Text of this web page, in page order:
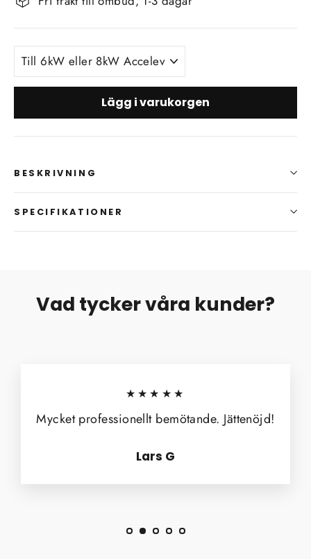
MODELL
Lägg i varukorgen
BESKRIVNING
SPECIFIKATIONER
Vad tycker våra kunder?
★★★★★
Mycket professionellt bemötande. Jättenöjd!
Lars G